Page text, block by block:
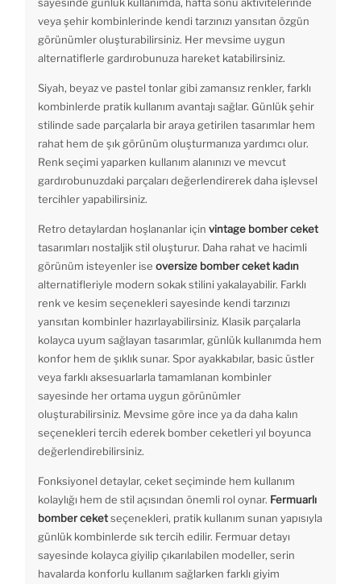
veya şehir kombinlerinde kendi tarzınızı yansıtan özgün
görünümler oluşturabilirsiniz. Her mevsime uygun
alternatiflerle gardırobunuza hareket katabilirsiniz.
Siyah, beyaz ve pastel tonlar gibi zamansız renkler, farklı
kombinlerde pratik kullanım avantajı sağlar. Günlük şehir
stilinde sade parçalarla bir araya getirilen tasarımlar hem
rahat hem de şık görünüm oluşturmanıza yardımcı olur.
Renk seçimi yaparken kullanım alanınızı ve mevcut
gardırobunuzdaki parçaları değerlendirerek daha işlevsel
tercihler yapabilirsiniz.
Retro detaylardan hoşlananlar için vintage bomber ceket
tasarımları nostaljik stil oluşturur. Daha rahat ve hacimli
görünüm isteyenler ise oversize bomber ceket kadın
alternatifleriyle modern sokak stilini yakalayabilir. Farklı
renk ve kesim seçenekleri sayesinde kendi tarzınızı
yansıtan kombinler hazırlayabilirsiniz. Klasik parçalarla
kolayca uyum sağlayan tasarımlar, günlük kullanımda hem
konfor hem de şıklık sunar. Spor ayakkabılar, basic üstler
veya farklı aksesuarlarla tamamlanan kombinler
sayesinde her ortama uygun görünümler
oluşturabilirsiniz. Mevsime göre ince ya da daha kalın
seçenekleri tercih ederek bomber ceketleri yıl boyunca
değerlendirebilirsiniz.
Fonksiyonel detaylar, ceket seçiminde hem kullanım
kolaylığı hem de stil açısından önemli rol oynar. Fermuarlı
bomber ceketseçenekleri, pratik kullanım sunan yapısıyla
günlük kombinlerde sık tercih edilir. Fermuar detayı
sayesinde kolayca giyilip çıkarılabilen modeller, serin
havalarda konforlu kullanım sağlarken farklı giyim